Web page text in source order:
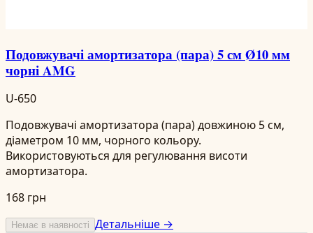
Подовжувачі амортизатора (пара) 5 см Ø10 мм
чорні AMG
U-650
Подовжувачі амортизатора (пара) довжиною 5 см,
діаметром 10 мм, чорного кольору.
Використовуються для регулювання висоти
амортизатора.
168 грн
Немає в наявності Детальніше →